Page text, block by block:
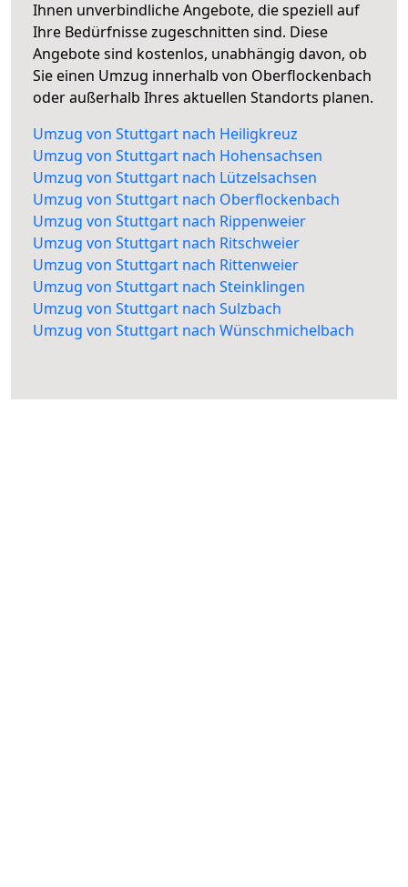
Ihnen unverbindliche Angebote, die speziell auf
Ihre Bedürfnisse zugeschnitten sind. Diese
Angebote sind kostenlos, unabhängig davon, ob
Sie einen Umzug innerhalb von Oberflockenbach
oder außerhalb Ihres aktuellen Standorts planen.
Umzug von Stuttgart nach Heiligkreuz
Umzug von Stuttgart nach Hohensachsen
Umzug von Stuttgart nach Lützelsachsen
Umzug von Stuttgart nach Oberflockenbach
Umzug von Stuttgart nach Rippenweier
Umzug von Stuttgart nach Ritschweier
Umzug von Stuttgart nach Rittenweier
Umzug von Stuttgart nach Steinklingen
Umzug von Stuttgart nach Sulzbach
Umzug von Stuttgart nach Wünschmichelbach